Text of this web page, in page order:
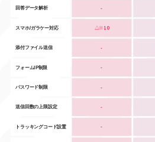
回答データ解析 -
スマホ/ガラケー対応 △※10
添付ファイル送信 -
フォームIP制限 -
パスワード制限 -
送信回数の上限設定 -
トラッキングコード設置 -